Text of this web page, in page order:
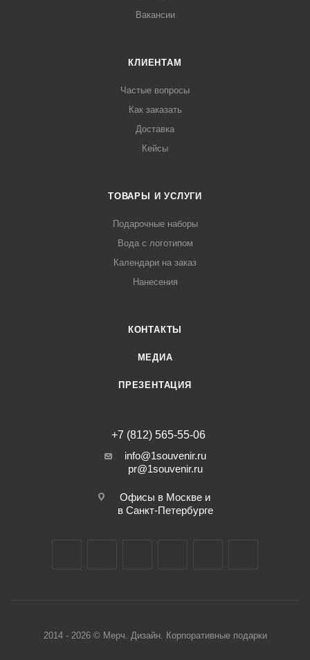
Вакансии
КЛИЕНТАМ
Частые вопросы
Как заказать
Доставка
Кейсы
ТОВАРЫ И УСЛУГИ
Подарочные наборы
Вода с логотипом
Календари на заказ
Нанесения
КОНТАКТЫ
МЕДИА
ПРЕЗЕНТАЦИЯ
+7 (812) 565-55-06
info@1souvenir.ru
pr@1souvenir.ru
Офисы в Москве и
в Санкт-Петербурге
2014 - 2026 © Мерч. Дизайн. Корпоративные подарки